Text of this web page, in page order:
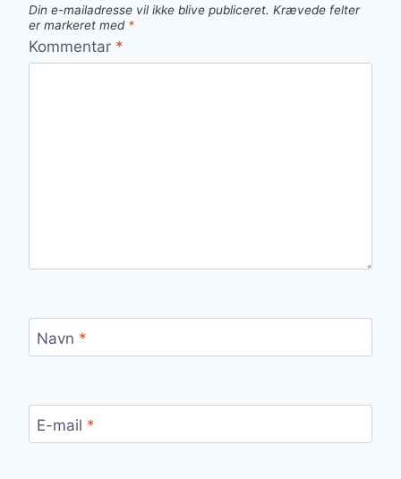
Din e-mailadresse vil ikke blive publiceret. Krævede felter
er markeret med *
Kommentar *
Navn *
E-mail *